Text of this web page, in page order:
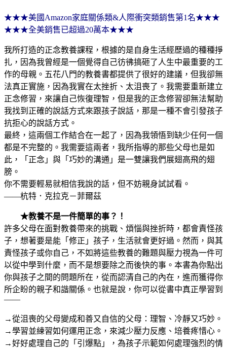
★★★美國Amazon家庭關係類&人際衝突類銷售第1名★★★
★★★全美銷售已超過20萬本★★★
我所打造的正念教養課程，根據的是自身生活經歷過的種種掙
扎，因為我曾經是一個覺得自己彷彿搞砸了人生中最重要的工
作的母親。五花八門的教養書都提供了很好的建議，但我卻無
法真正實施，因為我實在太挫折、太沮喪了。我需要重新建立
正念修習，來讓自己恢復理智，但是我的正念修習卻無法幫助
我找到正確的說話方式來跟孩子說話，那是一種不會引發孩子
抗拒心的說話方式。
最終，這兩個工作結合在一起了，因為我領悟到缺少任何一個
都是不完整的。我需要這兩者，我所指導的那些父母也是如
此，「正念」與「巧妙的溝通」是一雙讓我們展翅高飛的翅
膀。
你不需要輕易就相信我說的話，但不妨親身試試看。
——杭特．克拉克－菲爾茲
★教養不是一件簡單的事？！
許多父母在面對教養帶來的挑戰、煩惱與挫折時，都會責怪孩
子，想著要是能「修正」孩子，生活就會更好過。然而，與其
責怪孩子或你自己，不如將這些教養的難題與壓力視為一件可
以從中學到什麼，而不是想要除之而後快的事。本書為你點出
你與孩子之間的問題所在，從而認清自己的內在，進而獲得你
所企盼的親子和諧關係。也就是說，你可以從書中真正學習到
——
→從沮喪的父母變成和善又自信的父母：理智、冷靜又巧妙。
→學習並練習如何運用正念，來減少壓力反應、培養疼惜心。
→好好處理自己的「引爆點」，為孩子示範如何處理強烈的情